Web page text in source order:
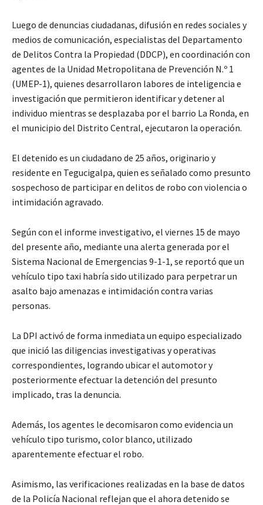
Luego de denuncias ciudadanas, difusión en redes sociales y
medios de comunicación, especialistas del Departamento
de Delitos Contra la Propiedad (DDCP), en coordinación con
agentes de la Unidad Metropolitana de Prevención N.º 1
(UMEP-1), quienes desarrollaron labores de inteligencia e
investigación que permitieron identificar y detener al
individuo mientras se desplazaba por el barrio La Ronda, en
el municipio del Distrito Central, ejecutaron la operación.
El detenido es un ciudadano de 25 años, originario y
residente en Tegucigalpa, quien es señalado como presunto
sospechoso de participar en delitos de robo con violencia o
intimidación agravado.
Según con el informe investigativo, el viernes 15 de mayo
del presente año, mediante una alerta generada por el
Sistema Nacional de Emergencias 9-1-1, se reportó que un
vehículo tipo taxi habría sido utilizado para perpetrar un
asalto bajo amenazas e intimidación contra varias
personas.
La DPI activó de forma inmediata un equipo especializado
que inició las diligencias investigativas y operativas
correspondientes, logrando ubicar el automotor y
posteriormente efectuar la detención del presunto
implicado, tras la denuncia.
Además, los agentes le decomisaron como evidencia un
vehículo tipo turismo, color blanco, utilizado
aparentemente efectuar el robo.
Asimismo, las verificaciones realizadas en la base de datos
de la Policía Nacional reflejan que el ahora detenido se